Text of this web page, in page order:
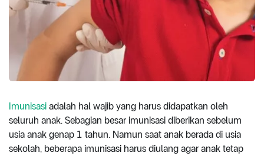
Imunisasi adalah hal wajib yang harus didapatkan oleh
seluruh anak. Sebagian besar imunisasi diberikan sebelum
usia anak genap 1 tahun. Namun saat anak berada di usia
sekolah, beberapa imunisasi harus diulang agar anak tetap